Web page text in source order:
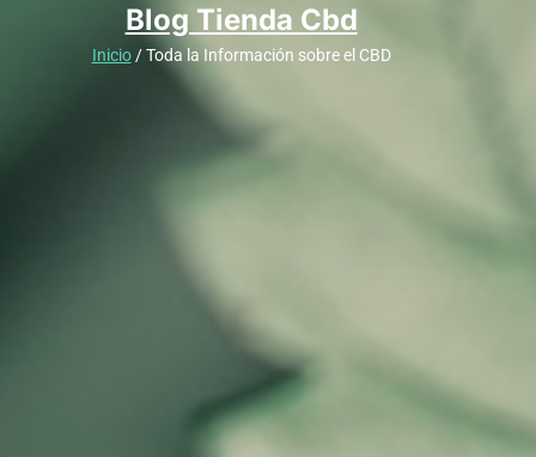
Blog Tienda Cbd
Inicio/ Toda la Información sobre el CBD